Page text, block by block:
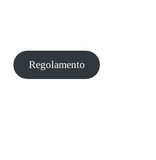
Regolamento